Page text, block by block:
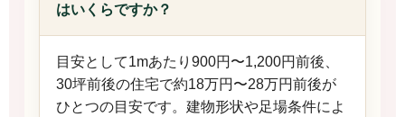
はいくらですか？
目安として1mあたり900円〜1,200円前後、
30坪前後の住宅で約18万円〜28万円前後が
ひとつの目安です。建物形状や足場条件によ